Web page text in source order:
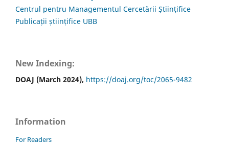
Centrul pentru Managementul Cercetării Științifice
Publicații științifice UBB
New Indexing:
DOAJ (March 2024), https://doaj.org/toc/2065-9482
Information
For Readers